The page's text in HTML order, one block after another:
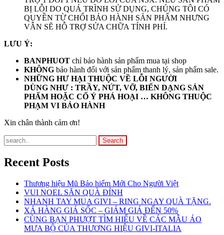
BỊ LỖI DO QUÁ TRÌNH SỬ DỤNG, CHÚNG TÔI CÓ
QUYỀN TỪ CHỐI BẢO HÀNH SẢN PHẨM NHƯNG
VẪN SẼ HỖ TRỢ SỬA CHỮA TÍNH PHÍ.
LƯU Ý:
BANPHUOT chỉ bảo hành sản phẩm mua tại shop
KHÔNG bảo hành đối với sản phẩm thanh lý, sản phẩm sale.
NHỮNG HƯ HẠI THUỘC VỀ LỖI NGƯỜI
DÙNG NHƯ : TRẦY, NỨT, VỠ, BIẾN DẠNG SẢN
PHẨM HOẶC CỐ Ý PHÁ HOẠI … KHÔNG THUỘC
PHẠM VI BẢO HÀNH
Xin chân thành cảm ơn!
Recent Posts
Thương hiệu Mũ Bảo hiểm Mới Cho Người Việt
VUI NOEL SĂN QUÀ ĐỈNH
NHANH TAY MUA GIVI – RING NGAY QUÀ TẶNG.
XẢ HÀNG GIÁ SỐC – GIẢM GIÁ ĐẾN 50%
CÙNG BẠN PHƯỢT TÌM HIỂU VỀ CÁC MẪU ÁO
MƯA BỘ CỦA THƯƠNG HIỆU GIVI-ITALIA